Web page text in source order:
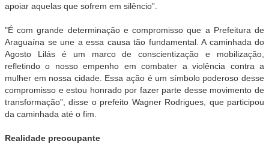
apoiar aquelas que sofrem em silêncio”.
"É com grande determinação e compromisso que a Prefeitura de
Araguaína se une a essa causa tão fundamental. A caminhada do
Agosto Lilás é um marco de conscientização e mobilização,
refletindo o nosso empenho em combater a violência contra a
mulher em nossa cidade. Essa ação é um símbolo poderoso desse
compromisso e estou honrado por fazer parte desse movimento de
transformação”, disse o prefeito Wagner Rodrigues, que participou
da caminhada até o fim.
Realidade preocupante